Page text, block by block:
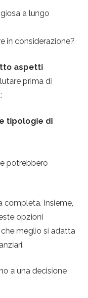
a lungo
in considerazione?
aspetti
prima di
tipologie di
potrebbero
completa. Insieme,
opzioni
meglio si adatta
a una decisione